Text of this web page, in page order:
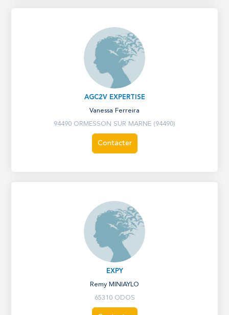
AGC2V EXPERTISE
Vanessa Ferreira
94490 ORMESSON SUR MARNE (94490)
Contacter
EXPY
Remy MINIAYLO
65310 ODOS